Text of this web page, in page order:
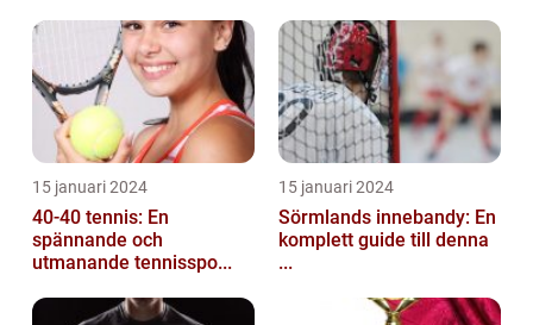
15 januari 2024
40-40 tennis: En
spännande och
utmanande tennisspo...
15 januari 2024
Sörmlands innebandy: En
komplett guide till denna
...